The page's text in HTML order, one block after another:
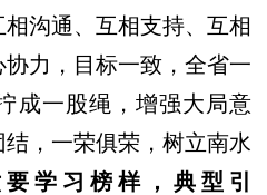
沟通、互相支持、互相
力，目标一致，全省一
成一股绳，增强大局意
，一荣俱荣，树立南水
要学习榜样，典型引